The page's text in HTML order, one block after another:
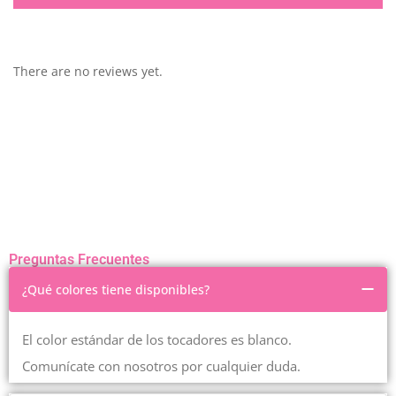
There are no reviews yet.
Preguntas Frecuentes
¿Qué colores tiene disponibles?
El color estándar de los tocadores es blanco.
Comunícate con nosotros por cualquier duda.